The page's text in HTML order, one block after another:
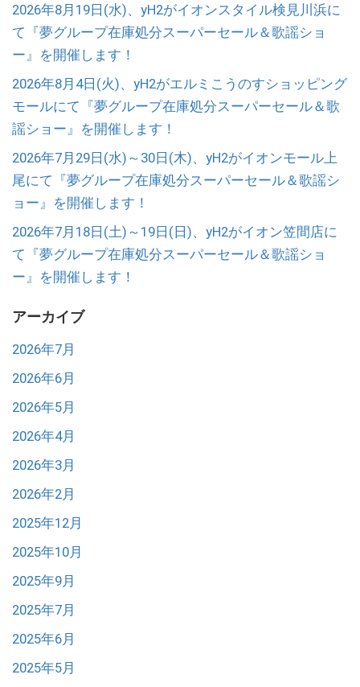
2026年8月19日(水)、yH2がイオンスタイル検見川浜に
て『夢グループ在庫処分スーパーセール＆歌謡ショ
ー』を開催します！
2026年8月4日(火)、yH2がエルミこうのすショッピング
モールにて『夢グループ在庫処分スーパーセール＆歌
謡ショー』を開催します！
2026年7月29日(水)～30日(木)、yH2がイオンモール上
尾にて『夢グループ在庫処分スーパーセール＆歌謡シ
ョー』を開催します！
2026年7月18日(土)～19日(日)、yH2がイオン笠間店に
て『夢グループ在庫処分スーパーセール＆歌謡ショ
ー』を開催します！
アーカイブ
2026年7月
2026年6月
2026年5月
2026年4月
2026年3月
2026年2月
2025年12月
2025年10月
2025年9月
2025年7月
2025年6月
2025年5月